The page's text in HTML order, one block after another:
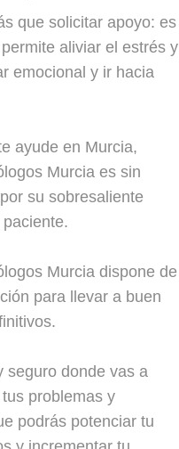
que solicitar apoyo: es
aliviar el estrés y
emocional y ir hacia
ayude en Murcia,
Murcia es sin
su sobresaliente
Murcia dispone de
para llevar a buen
seguro donde vas a
problemas y
podrás potenciar tu